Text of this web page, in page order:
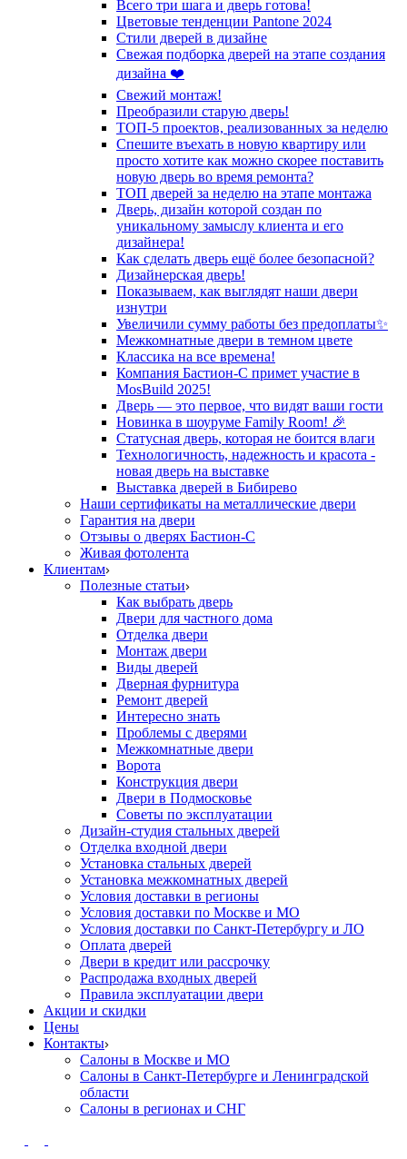
Всего три шага и дверь готова!
Цветовые тенденции Pantone 2024
Стили дверей в дизайне
Свежая подборка дверей на этапе создания
дизайна ❤️
Свежий монтаж!
Преобразили старую дверь!
ТОП-5 проектов, реализованных за неделю
Спешите въехать в новую квартиру или
просто хотите как можно скорее поставить
новую дверь во время ремонта?
ТОП дверей за неделю на этапе монтажа
Дверь, дизайн которой создан по
уникальному замыслу клиента и его
дизайнера!
Как сделать дверь ещё более безопасной?
Дизайнерская дверь!
Показываем, как выглядят наши двери
изнутри
Увеличили сумму работы без предоплаты✨
Межкомнатные двери в темном цвете
Классика на все времена!
Компания Бастион-С примет участие в
MosBuild 2025!
Дверь — это первое, что видят ваши гости
Новинка в шоуруме Family Room! 🎉
Статусная дверь, которая не боится влаги
Технологичность, надежность и красота -
новая дверь на выставке
Выставка дверей в Бибирево
Наши сертификаты на металлические двери
Гарантия на двери
Отзывы о дверях Бастион-С
Живая фотолента
Клиентам
Полезные статьи
Как выбрать дверь
Двери для частного дома
Отделка двери
Монтаж двери
Виды дверей
Дверная фурнитура
Ремонт дверей
Интересно знать
Проблемы с дверями
Межкомнатные двери
Ворота
Конструкция двери
Двери в Подмосковье
Cоветы по эксплуатации
Дизайн-студия стальных дверей
Отделка входной двери
Установка стальных дверей
Установка межкомнатных дверей
Условия доставки в регионы
Условия доставки по Москве и МО
Условия доставки по Санкт-Петербургу и ЛО
Оплата дверей
Двери в кредит или рассрочку
Распродажа входных дверей
Правила эксплуатации двери
Акции и скидки
Цены
Контакты
Салоны в Москве и МО
Салоны в Санкт-Петербурге и Ленинградской
области
Салоны в регионах и СНГ